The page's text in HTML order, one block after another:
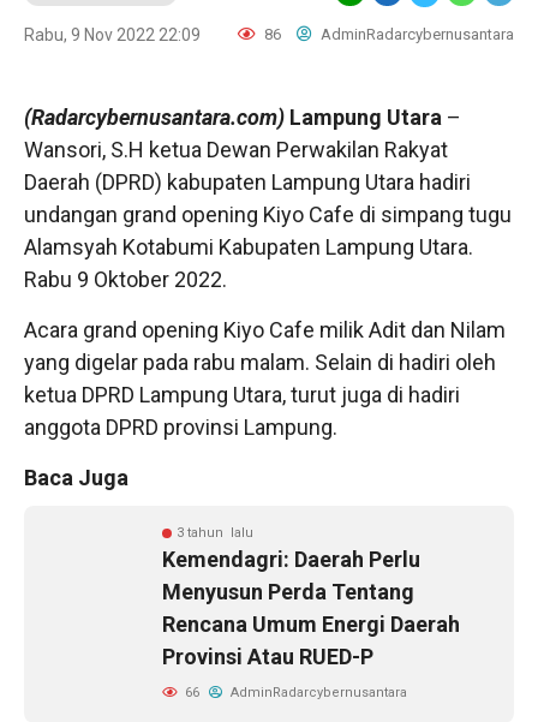
Rabu, 9 Nov 2022 22:09 86 AdminRadarcybernusantara
(Radarcybernusantara.com) Lampung Utara –
Wansori, S.H ketua Dewan Perwakilan Rakyat
Daerah (DPRD) kabupaten Lampung Utara hadiri
undangan grand opening Kiyo Cafe di simpang tugu
Alamsyah Kotabumi Kabupaten Lampung Utara.
Rabu 9 Oktober 2022.
Acara grand opening Kiyo Cafe milik Adit dan Nilam
yang digelar pada rabu malam. Selain di hadiri oleh
ketua DPRD Lampung Utara, turut juga di hadiri
anggota DPRD provinsi Lampung.
Baca Juga
3 tahun lalu
Kemendagri: Daerah Perlu
Menyusun Perda Tentang
Rencana Umum Energi Daerah
Provinsi Atau RUED-P
66 AdminRadarcybernusantara